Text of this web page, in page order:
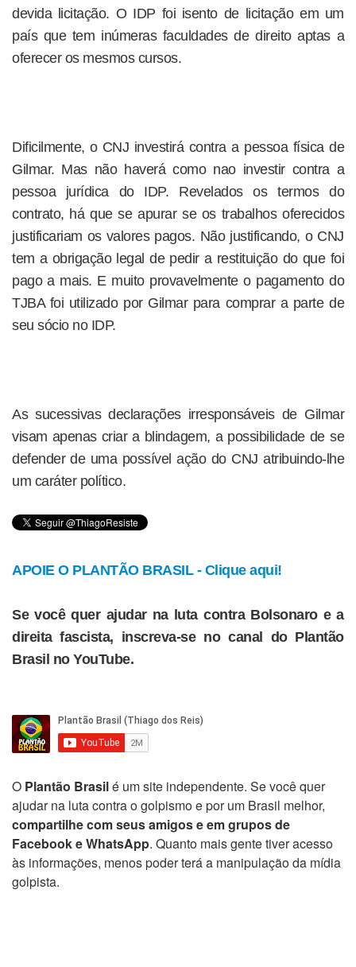
devida licitação. O IDP foi isento de licitação em um
país que tem inúmeras faculdades de direito aptas a
oferecer os mesmos cursos.
Dificilmente, o CNJ investirá contra a pessoa física de
Gilmar. Mas não haverá como nao investir contra a
pessoa jurídica do IDP. Revelados os termos do
contrato, há que se apurar se os trabalhos oferecidos
justificariam os valores pagos. Não justificando, o CNJ
tem a obrigação legal de pedir a restituição do que foi
pago a mais. E muito provavelmente o pagamento do
TJBA foi utilizado por Gilmar para comprar a parte de
seu sócio no IDP.
As sucessivas declarações irresponsáveis de Gilmar
visam apenas criar a blindagem, a possibilidade de se
defender de uma possível ação do CNJ atribuindo-lhe
um caráter político.
APOIE O PLANTÃO BRASIL - Clique aqui!
Se você quer ajudar na luta contra Bolsonaro e a
direita fascista, inscreva-se no canal do Plantão
Brasil no YouTube.
O Plantão Brasilé um site independente. Se você quer
ajudar na luta contra o golpismo e por um Brasil melhor,
compartilhe com seus amigos e em grupos de
Facebook e WhatsApp. Quanto mais gente tiver acesso
às informações, menos poder terá a manipulação da mídia
golpista.